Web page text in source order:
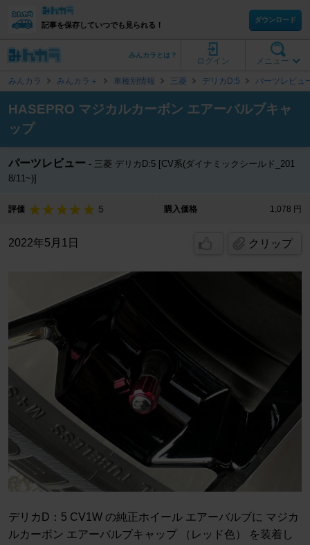
記事を保存していつでも見られる！
ダウンロード
メニュー
ログイン
みんカラとは？
みんカラ みんカラ＋ 車種別情報 三菱 デリカD:5 パーツレビュ
HASEPRO マジカルカーボン エアーバルブキャ
ップ
パーツレビュー
三菱 デリカD:5 [CV系(ダイナミックシールド_201
8/11~)]
評価 5 購入価格 1,078 円
2022年5月1日 クリップ
デリカD：5 CV1W の純正ホイール エアーバルブに マジカ
ルカーボン エアーバルブキャップ （レッド色） を装着し